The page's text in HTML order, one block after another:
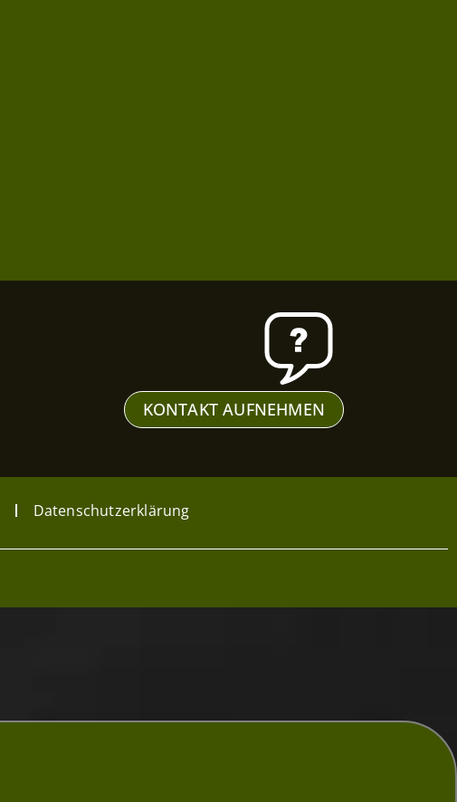
KONTAKT AUFNEHMEN
Datenschutzerklärung